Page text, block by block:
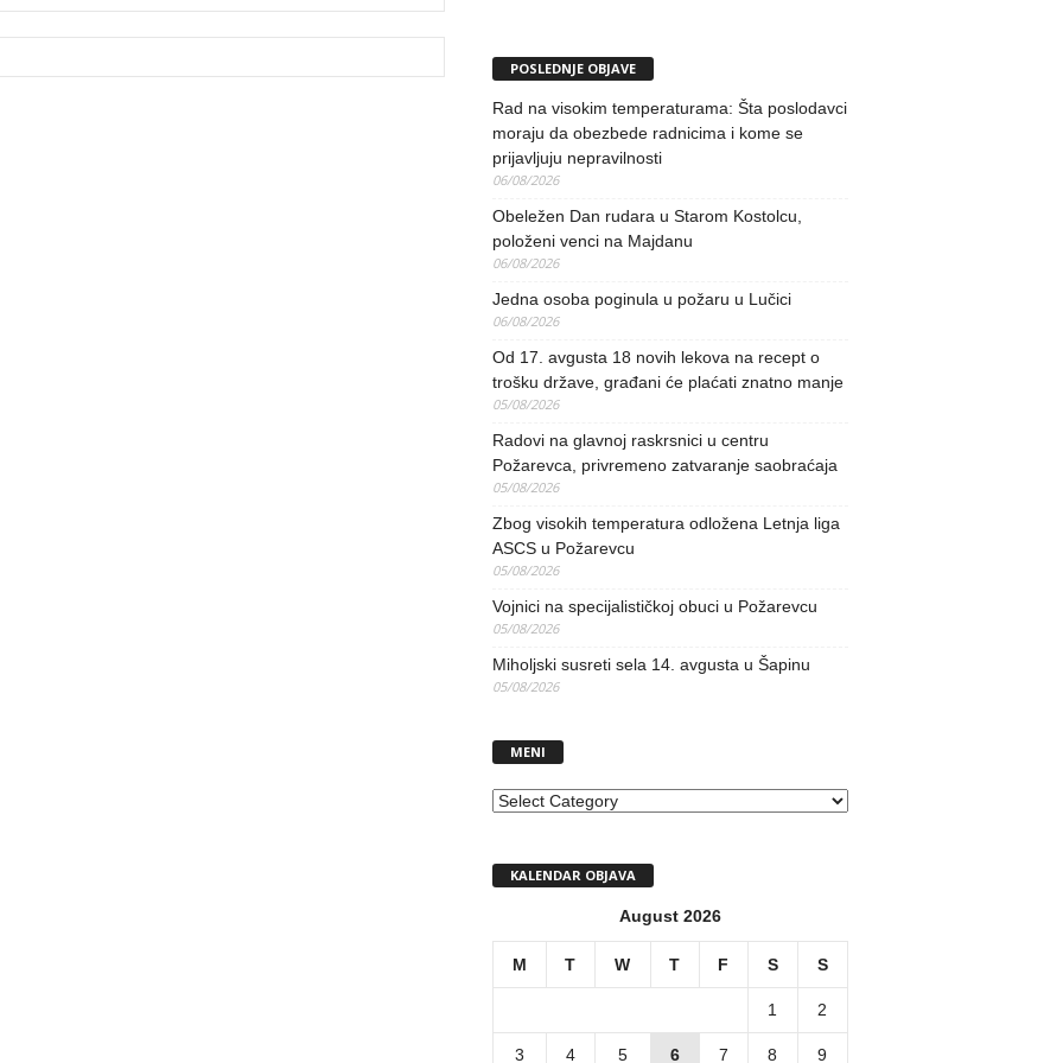
POSLEDNJE OBJAVE
Rad na visokim temperaturama: Šta poslodavci
moraju da obezbede radnicima i kome se
prijavljuju nepravilnosti
06/08/2026
Obeležen Dan rudara u Starom Kostolcu,
položeni venci na Majdanu
06/08/2026
Jedna osoba poginula u požaru u Lučici
06/08/2026
Od 17. avgusta 18 novih lekova na recept o
trošku države, građani će plaćati znatno manje
05/08/2026
Radovi na glavnoj raskrsnici u centru
Požarevca, privremeno zatvaranje saobraćaja
05/08/2026
Zbog visokih temperatura odložena Letnja liga
ASCS u Požarevcu
05/08/2026
Vojnici na specijalističkoj obuci u Požarevcu
05/08/2026
Miholjski susreti sela 14. avgusta u Šapinu
05/08/2026
MENI
MENI
KALENDAR OBJAVA
August 2026
M T W T F S S
1 2
3 4 5 6 7 8 9